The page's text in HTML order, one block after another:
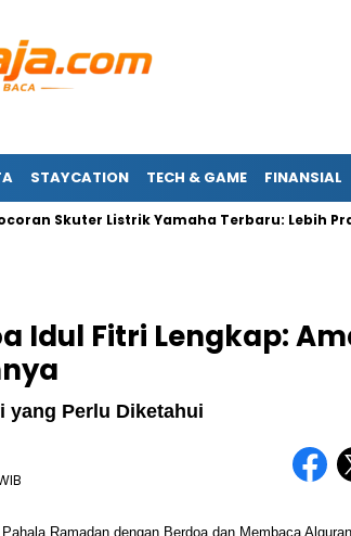
STAYCATION TECH & GAME FINANSIAL
Skuter Listrik Yamaha Terbaru: Lebih Praktis
Idul Fitri Lengkap:
yang Perlu Diketahui